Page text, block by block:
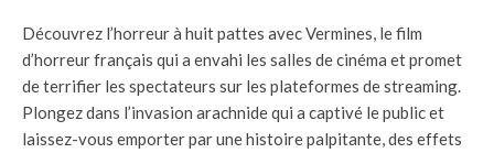
Découvrez l’horreur à huit pattes avec Vermines, le film
d’horreur français qui a envahi les salles de cinéma et promet
de terrifier les spectateurs sur les plateformes de streaming.
Plongez dans l’invasion arachnide qui a captivé le public et
laissez-vous emporter par une histoire palpitante, des effets